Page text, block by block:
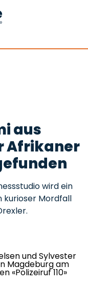
aus
Afrikaner
wird ein
kurioser Mordfall